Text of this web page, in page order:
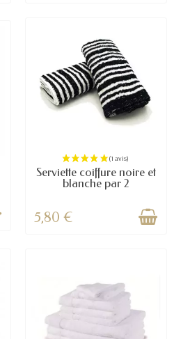
Serviette coiffure noire et
blanche par 2
5,80 €